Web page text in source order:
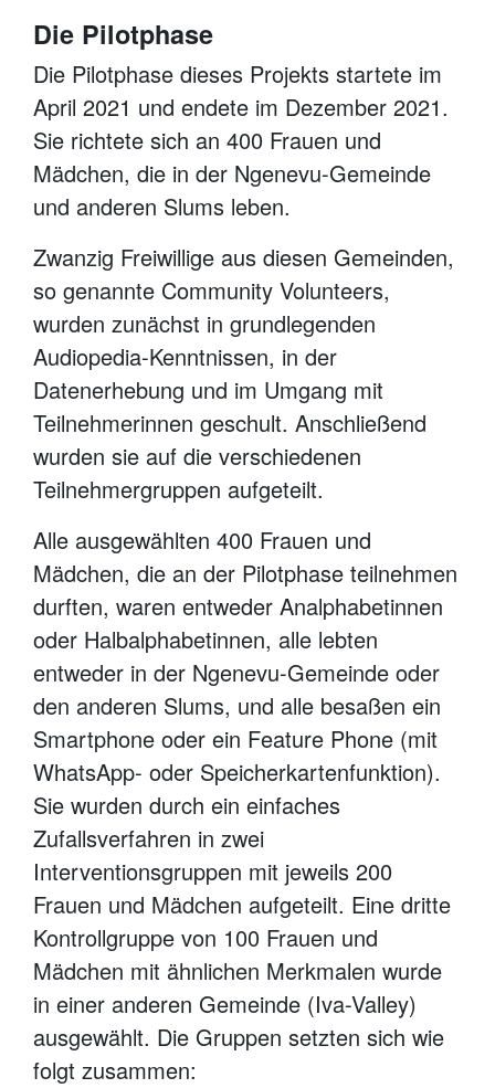
Die Pilotphase
Die Pilotphase dieses Projekts startete im
April 2021 und endete im Dezember 2021.
Sie richtete sich an 400 Frauen und
Mädchen, die in der Ngenevu-Gemeinde
und anderen Slums leben.
Zwanzig Freiwillige aus diesen Gemeinden,
so genannte Community Volunteers,
wurden zunächst in grundlegenden
Audiopedia-Kenntnissen, in der
Datenerhebung und im Umgang mit
Teilnehmerinnen geschult. Anschließend
wurden sie auf die verschiedenen
Teilnehmergruppen aufgeteilt.
Alle ausgewählten 400 Frauen und
Mädchen, die an der Pilotphase teilnehmen
durften, waren entweder Analphabetinnen
oder Halbalphabetinnen, alle lebten
entweder in der Ngenevu-Gemeinde oder
den anderen Slums, und alle besaßen ein
Smartphone oder ein Feature Phone (mit
WhatsApp- oder Speicherkartenfunktion).
Sie wurden durch ein einfaches
Zufallsverfahren in zwei
Interventionsgruppen mit jeweils 200
Frauen und Mädchen aufgeteilt. Eine dritte
Kontrollgruppe von 100 Frauen und
Mädchen mit ähnlichen Merkmalen wurde
in einer anderen Gemeinde (Iva-Valley)
ausgewählt. Die Gruppen setzten sich wie
folgt zusammen: